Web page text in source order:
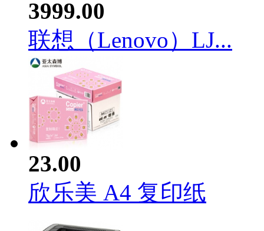
3999.00
联想（Lenovo）LJ...
23.00
欣乐美 A4 复印纸